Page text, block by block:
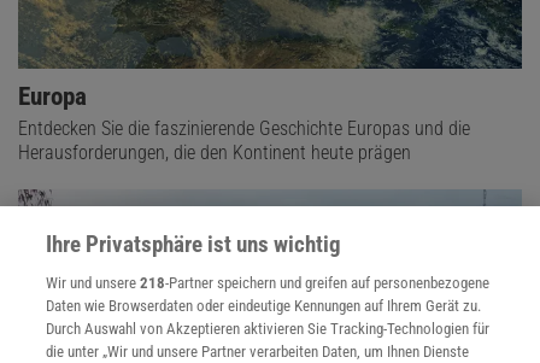
Europa
Entdecken Sie die faszinierende Geschichte Europas und die
Herausforderungen, die den Kontinent heute prägen
Ihre Privatsphäre ist uns wichtig
Wir und unsere218-Partner speichern und greifen auf personenbezogene
Daten wie Browserdaten oder eindeutige Kennungen auf Ihrem Gerät zu.
Durch Auswahl von Akzeptieren aktivieren Sie Tracking-Technologien für
die unter „Wir und unsere Partner verarbeiten Daten, um Ihnen Dienste